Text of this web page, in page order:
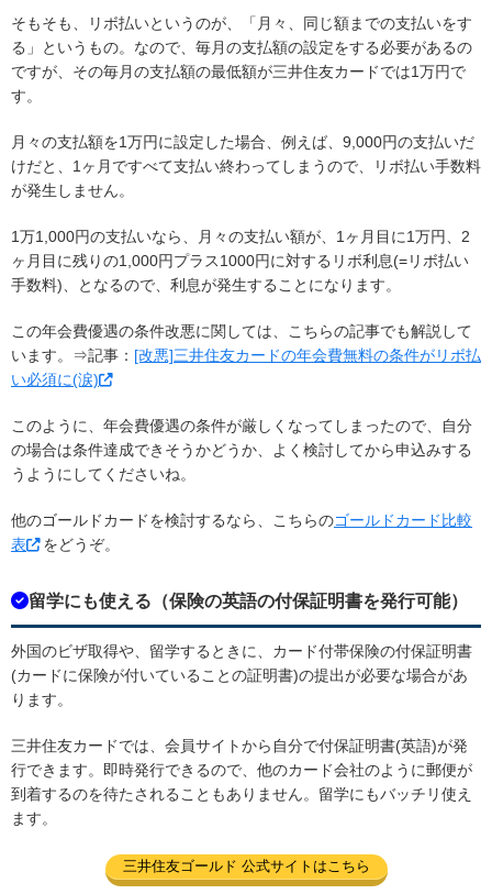
そもそも、リボ払いというのが、「月々、同じ額までの支払いをす
る」というもの。なので、毎月の支払額の設定をする必要があるの
ですが、その毎月の支払額の最低額が三井住友カードでは1万円で
す。
月々の支払額を1万円に設定した場合、例えば、9,000円の支払いだ
けだと、1ヶ月ですべて支払い終わってしまうので、リボ払い手数料
が発生しません。
1万1,000円の支払いなら、月々の支払い額が、1ヶ月目に1万円、2
ヶ月目に残りの1,000円プラス1000円に対するリボ利息(=リボ払い
手数料)、となるので、利息が発生することになります。
この年会費優遇の条件改悪に関しては、こちらの記事でも解説して
います。⇒記事： [改悪]三井住友カードの年会費無料の条件がリボ払
い必須に(涙)
このように、年会費優遇の条件が厳しくなってしまったので、自分
の場合は条件達成できそうかどうか、よく検討してから申込みする
うようにしてくださいね。
他のゴールドカードを検討するなら、こちらのゴールドカード比較
表
をどうぞ。
留学にも使える（保険の英語の付保証明書を発行可能）
外国のビザ取得や、留学するときに、カード付帯保険の付保証明書
(カードに保険が付いていることの証明書)の提出が必要な場合があ
ります。
三井住友カードでは、会員サイトから自分で付保証明書(英語)が発
行できます。即時発行できるので、他のカード会社のように郵便が
到着するのを待たされることもありません。留学にもバッチリ使え
ます。
三井住友ゴールド 公式サイトはこちら